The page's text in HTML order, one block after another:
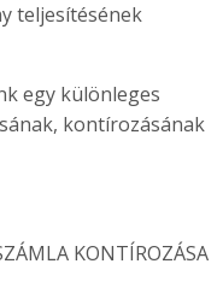
teljesítésének
egy különleges
kontírozásának
KONTÍROZÁSA